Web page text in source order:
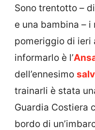
Sono trentotto –
e una bambina –
pomeriggio di ieri
informarlo è l’
dell’ennesimo
trainarli è stata
Guardia Costiera
bordo di